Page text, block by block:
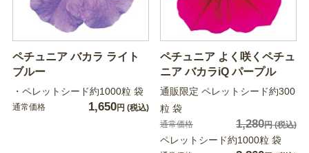
ペチュニア バカラ ライト
ブルー
・ペレットシード約1000粒 袋
通常価格 1,650円 (税込)
ペチュニア よく咲くペチュ
ニア バカラiQ パープル
通販限定 ペレットシード約300
粒 袋
通常価格 1,280円(税込)
ペレットシード約1000粒 袋